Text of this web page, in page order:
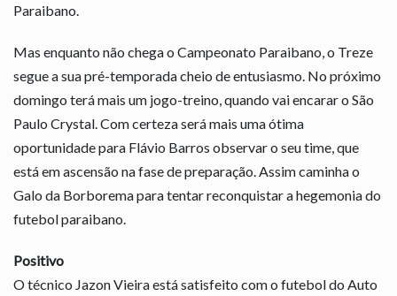
Paraibano.
Mas enquanto não chega o Campeonato Paraibano, o Treze
segue a sua pré-temporada cheio de entusiasmo. No próximo
domingo terá mais um jogo-treino, quando vai encarar o São
Paulo Crystal. Com certeza será mais uma ótima
oportunidade para Flávio Barros observar o seu time, que
está em ascensão na fase de preparação. Assim caminha o
Galo da Borborema para tentar reconquistar a hegemonia do
futebol paraibano.
Positivo
O técnico Jazon Vieira está satisfeito com o futebol do Auto